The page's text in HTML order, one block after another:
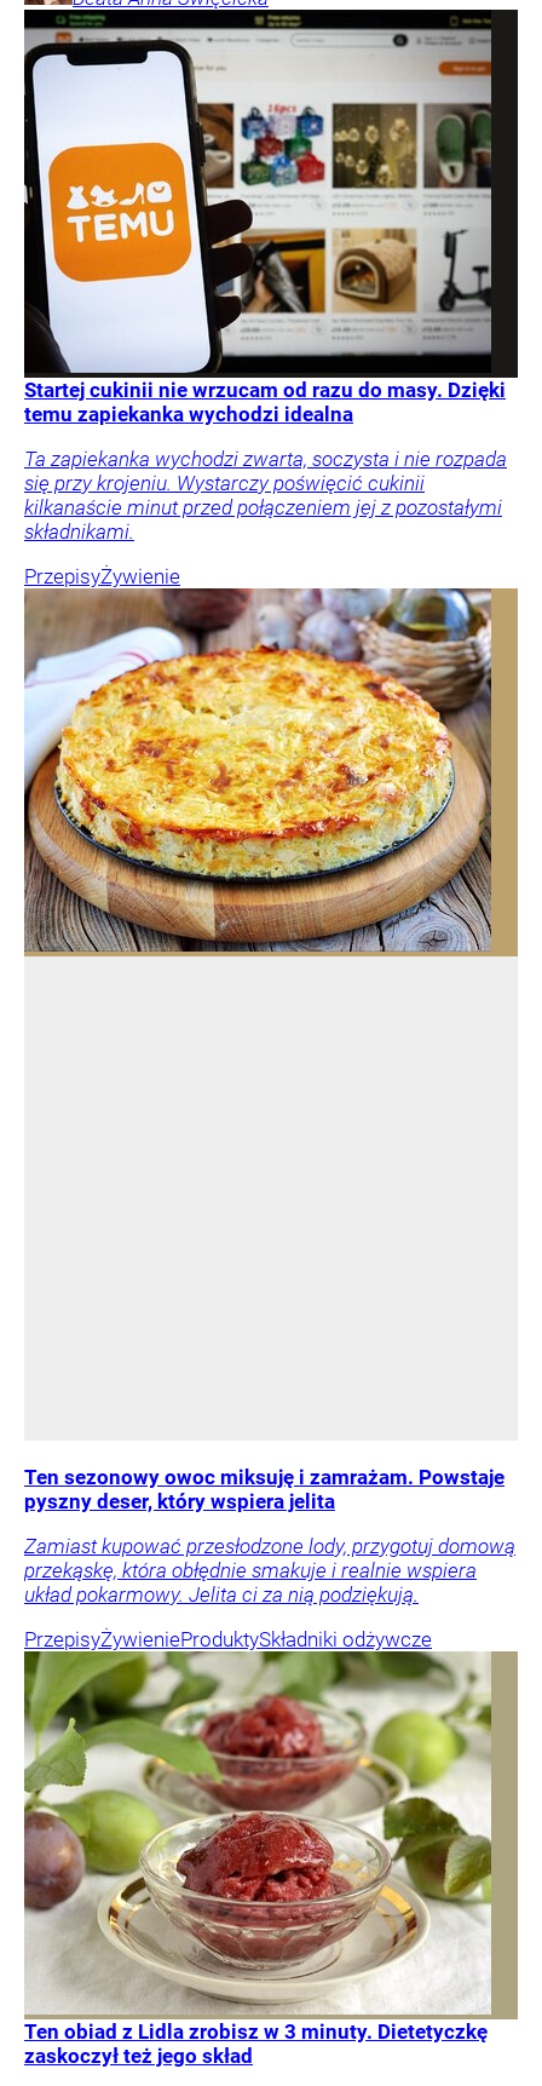
Startej cukinii nie wrzucam od razu do masy. Dzięki
temu zapiekanka wychodzi idealna
Ta zapiekanka wychodzi zwarta, soczysta i nie rozpada
się przy krojeniu. Wystarczy poświęcić cukinii
kilkanaście minut przed połączeniem jej z pozostałymi
składnikami.
PrzepisyŻywienie
Ten sezonowy owoc miksuję i zamrażam. Powstaje
pyszny deser, który wspiera jelita
Zamiast kupować przesłodzone lody, przygotuj domową
przekąskę, która obłędnie smakuje i realnie wspiera
układ pokarmowy. Jelita ci za nią podziękują.
PrzepisyŻywienieProduktySkładniki odżywcze
Ten obiad z Lidla zrobisz w 3 minuty. Dietetyczkę
zaskoczył też jego skład